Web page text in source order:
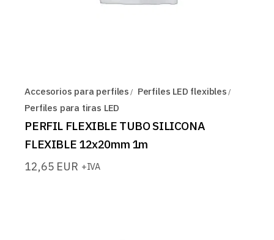
Accesorios para perfiles
Perfiles LED flexibles
Perfiles para tiras LED
PERFIL FLEXIBLE TUBO SILICONA
FLEXIBLE 12x20mm 1m
12,65 EUR +IVA